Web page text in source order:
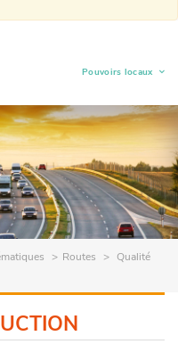
Pouvoirs locaux
(current)
Routes
Qualité